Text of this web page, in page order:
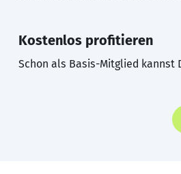
Kostenlos profitieren
Schon als Basis-Mitglied kannst